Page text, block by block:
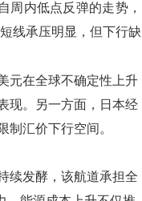
内低点反弹的走势，
线承压明显，但下行缺
元在全球不确定性上升
现。另一方面，日本经
汇价下行空间。
发酵，该航道承担全